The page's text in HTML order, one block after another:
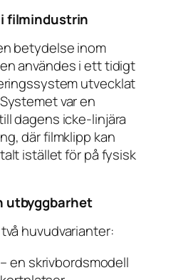
filmindustrin
betydelse inom
användes i ett tidigt
utvecklat
var en
dagens icke-linjära
där filmklipp kan
istället för på fysisk
utbyggbarhet
huvudvarianter:
en skrivbordsmodell